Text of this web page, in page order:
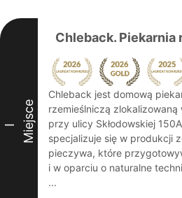
I Miejsce
Chleback. Piekarnia
Chleback jest domową
rzemieślniczą zlokalizowaną
przy ulicy Skłodowskiej
specjalizuje się w produkcji
pieczywa, które
i w oparciu o naturalne
...